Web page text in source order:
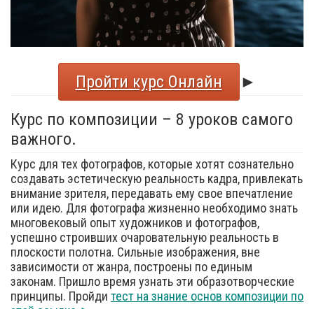
Пройти курс Онлайн
►
Курс по композиции – 8 уроков самого
важного.
Курс для тех фотографов, которые хотят сознательно
создавать эстетическую реальность кадра, привлекать
внимание зрителя, передавать ему свое впечатление
или идею. Для фотографа жизненно необходимо знать
многовековый опыт художников и фотографов,
успешно строивших очаровательную реальность в
плоскости полотна. Сильные изображения, вне
зависимости от жанра, построены по единым
законам. Пришло время узнать эти образотворческие
принципы. Пройди тест на знание основ композиции по